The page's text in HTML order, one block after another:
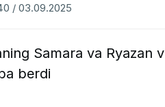
/ 03.09.2025
Samara va
berdi